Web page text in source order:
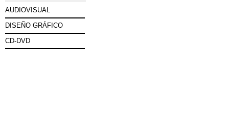
AUDIOVISUAL
DISEÑO GRÁFICO
CD-DVD